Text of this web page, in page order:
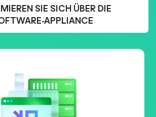
SIE SICH ÜBER DIE
APPLIANCE